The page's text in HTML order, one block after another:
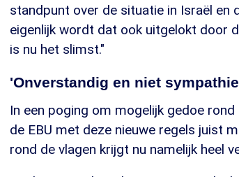
standpunt over de situatie in Israël en
eigenlijk wordt dat ook uitgelokt door
is nu het slimst."
'Onverstandig en niet
In een poging om mogelijk gedoe
de EBU met deze nieuwe regels juist
rond de vlagen krijgt nu namelijk heel